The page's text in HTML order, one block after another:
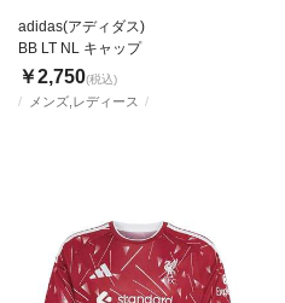
メンズ,レディース
adidas(アディダス)
BB LT NL キャップ
￥2,750(税込)